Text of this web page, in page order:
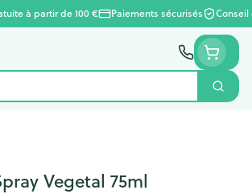
à partir de 100 € Paiements sécurisés
Vegetal 75ml